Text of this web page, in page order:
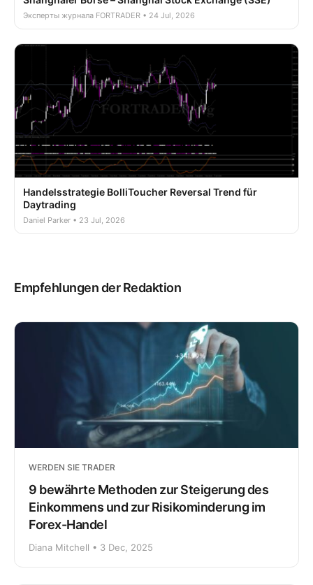
Эксперты журнала FORTRADER • 24 Jul, 2026
Handelsstrategie BolliToucher Reversal Trend für
Daytrading
Daniel Parker • 23 Jul, 2026
Empfehlungen der Redaktion
WERDEN SIE TRADER
9 bewährte Methoden zur Steigerung des
Einkommens und zur Risikominderung im
Forex-Handel
Diana Mitchell • 3 Dec, 2025